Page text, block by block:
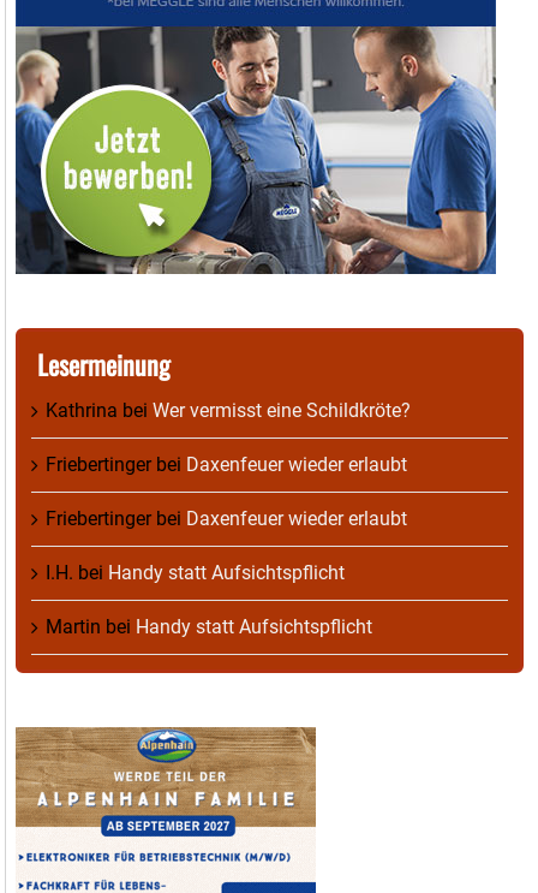
Lesermeinung
Kathrina bei Wer vermisst eine Schildkröte?
Friebertingerbei Daxenfeuer wieder erlaubt
Friebertingerbei Daxenfeuer wieder erlaubt
I.H. bei Handy statt Aufsichtspflicht
Martin bei Handy statt Aufsichtspflicht